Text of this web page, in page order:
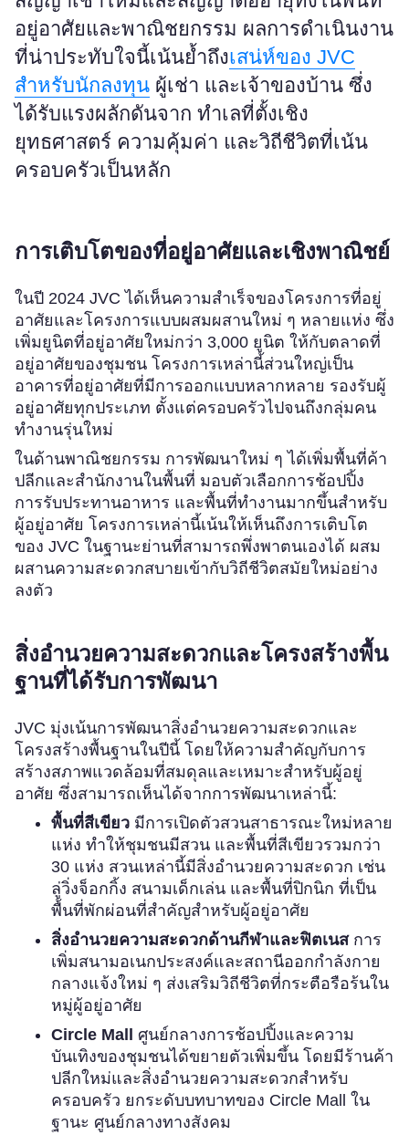
อยู่อาศัยและพาณิชยกรรม ผลการดำเนินงาน
ที่น่าประทับใจนี้เน้นย้ำถึงเสน่ห์ของ JVC
สำหรับนักลงทุน ผู้เช่า และเจ้าของบ้าน ซึ่ง
ได้รับแรงผลักดันจาก ทำเลที่ตั้งเชิง
ยุทธศาสตร์ ความคุ้มค่า และวิถีชีวิตที่เน้น
ครอบครัวเป็นหลัก
การเติบโตของที่อยู่อาศัยและเชิงพาณิชย์
ในปี 2024 JVC ได้เห็นความสำเร็จของโครงการที่อยู่
อาศัยและโครงการแบบผสมผสานใหม่ ๆ หลายแห่ง ซึ่ง
เพิ่มยูนิตที่อยู่อาศัยใหม่กว่า 3,000 ยูนิต ให้กับตลาดที่
อยู่อาศัยของชุมชน โครงการเหล่านี้ส่วนใหญ่เป็น
อาคารที่อยู่อาศัยที่มีการออกแบบหลากหลาย รองรับผู้
อยู่อาศัยทุกประเภท ตั้งแต่ครอบครัวไปจนถึงกลุ่มคน
ทำงานรุ่นใหม่
ในด้านพาณิชยกรรม การพัฒนาใหม่ ๆ ได้เพิ่มพื้นที่ค้า
ปลีกและสำนักงานในพื้นที่ มอบตัวเลือกการช้อปปิ้ง
การรับประทานอาหาร และพื้นที่ทำงานมากขึ้นสำหรับ
ผู้อยู่อาศัย โครงการเหล่านี้เน้นให้เห็นถึงการเติบโต
ของ JVC ในฐานะย่านที่สามารถพึ่งพาตนเองได้ ผสม
ผสานความสะดวกสบายเข้ากับวิถีชีวิตสมัยใหม่อย่าง
ลงตัว
สิ่งอำนวยความสะดวกและโครงสร้างพื้น
ฐานที่ได้รับการพัฒนา
JVC มุ่งเน้นการพัฒนาสิ่งอำนวยความสะดวกและ
โครงสร้างพื้นฐานในปีนี้ โดยให้ความสำคัญกับการ
สร้างสภาพแวดล้อมที่สมดุลและเหมาะสำหรับผู้อยู่
อาศัย ซึ่งสามารถเห็นได้จากการพัฒนาเหล่านี้:
พื้นที่สีเขียว มีการเปิดตัวสวนสาธารณะใหม่หลาย
แห่ง ทำให้ชุมชนมีสวน และพื้นที่สีเขียวรวมกว่า
30 แห่ง สวนเหล่านี้มีสิ่งอำนวยความสะดวก เช่น
ลู่วิ่งจ็อกกิ้ง สนามเด็กเล่น และพื้นที่ปิกนิก ที่เป็น
พื้นที่พักผ่อนที่สำคัญสำหรับผู้อยู่อาศัย
สิ่งอำนวยความสะดวกด้านกีฬาและฟิตเนสการ
เพิ่มสนามอเนกประสงค์และสถานีออกกำลังกาย
กลางแจ้งใหม่ ๆ ส่งเสริมวิถีชีวิตที่กระตือรือร้นใน
หมู่ผู้อยู่อาศัย
Circle Mall
ศูนย์กลางการช้อปปิ้งและความ
บันเทิงของชุมชนได้ขยายตัวเพิ่มขึ้น โดยมีร้านค้า
ปลีกใหม่และสิ่งอำนวยความสะดวกสำหรับ
ครอบครัว ยกระดับบทบาทของ Circle Mall ใน
ฐานะ ศูนย์กลางทางสังคม